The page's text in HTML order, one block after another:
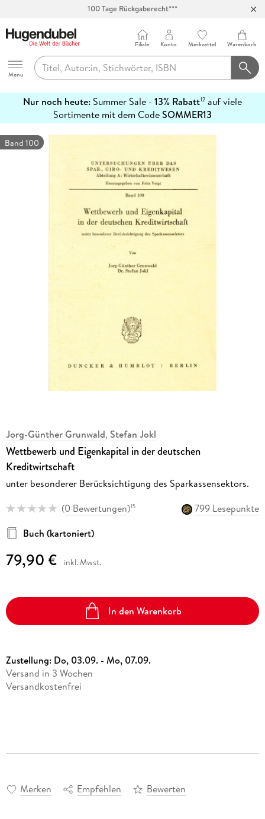
100 Tage Rückgaberecht***
Hugendubel
Menu
Filiale Konto Merkzettel Warenkorb
Nur noch heute: Summer Sale - 13% Rabatt12 auf viele
Sortimente mit dem CodeSOMMER13
erfahren
Band 100
Jorg-Günther Grunwald, Stefan Jokl
Wettbewerb und Eigenkapital in der deutschen
Kreditwirtschaft
unter besonderer Berücksichtigung des Sparkassensektors.
(0 Bewertungen)15
799 Lesepunkte
Buch (kartoniert)
79,90 € inkl. Mwst.
In den Warenkorb
Zustellung: Do, 03.09. - Mo, 07.09.
Versand in 3 Wochen
Versandkostenfrei
Merken Empfehlen Bewerten